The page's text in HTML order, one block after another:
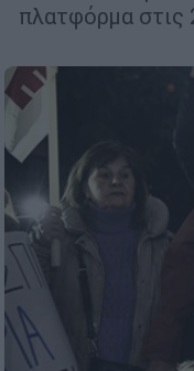
πλατφόρμα στις